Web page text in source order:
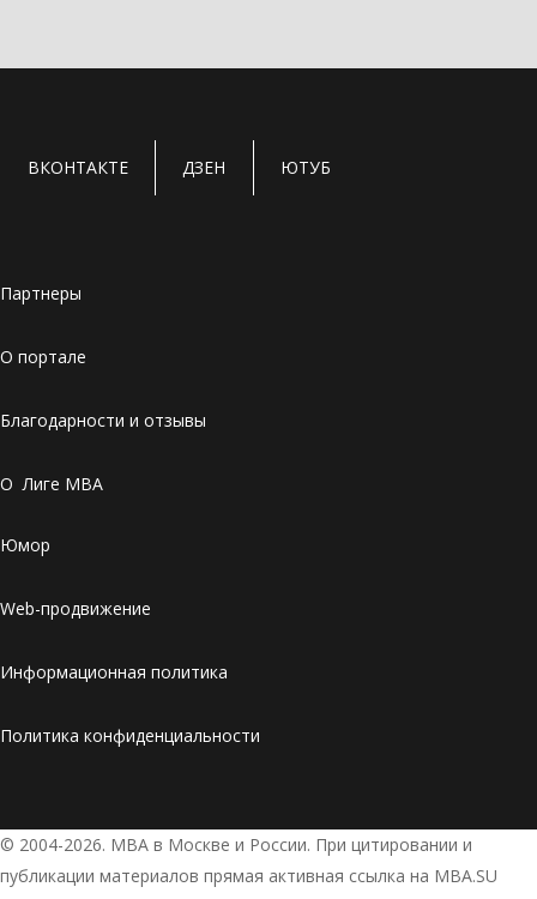
ВКОНТАКТЕ ДЗЕН ЮТУБ
Партнеры
О портале
Благодарности и отзывы
О Лиге MBA
Юмор
Web-продвижение
Информационная политика
Политика конфиденциальности
© 2004-2026. МВА в Москве и России. При цитировании и
публикации материалов прямая активная ссылка на MBA.SU